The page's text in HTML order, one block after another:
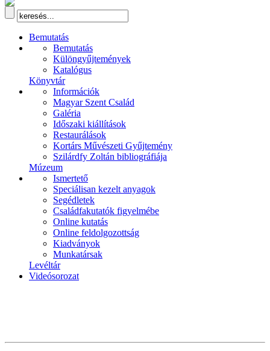
Bemutatás
Bemutatás
Különgyűjtemények
Katalógus
Könyvtár
Információk
Magyar Szent Család
Galéria
Időszaki kiállítások
Restaurálások
Kortárs Művészeti Gyűjtemény
Szilárdfy Zoltán bibliográfiája
Múzeum
Ismertető
Speciálisan kezelt anyagok
Segédletek
Családfakutatók figyelmébe
Online kutatás
Online feldolgozottság
Kiadványok
Munkatársak
Levéltár
Videósorozat